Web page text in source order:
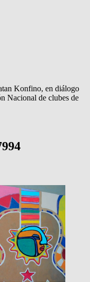
Konfino, en diálogo
Nacional de clubes de